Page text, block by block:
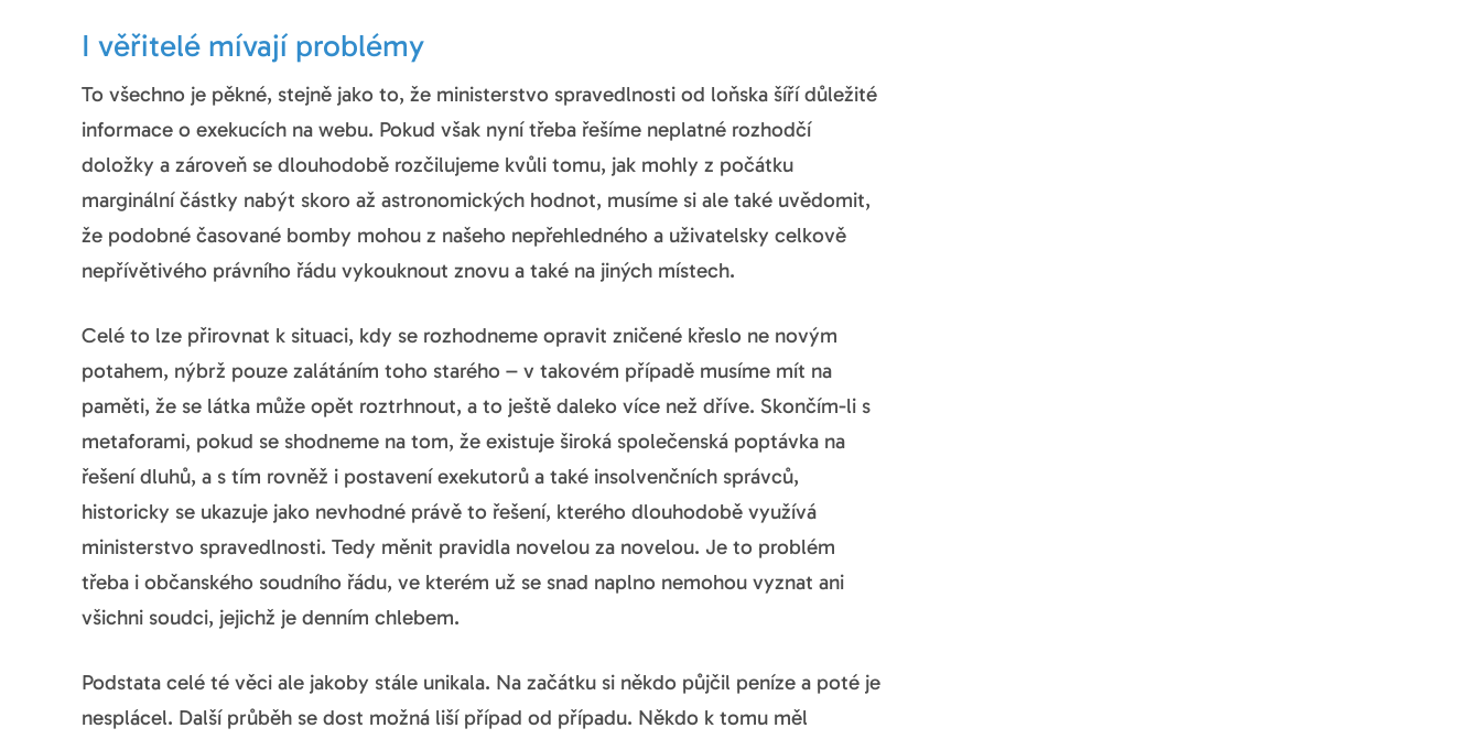
I věřitelé mívají problémy
To všechno je pěkné, stejně jako to, že ministerstvo spravedlnosti od loňska šíří důležité
informace o exekucích na webu. Pokud však nyní třeba řešíme neplatné rozhodčí
doložky a zároveň se dlouhodobě rozčilujeme kvůli tomu, jak mohly z počátku
marginální částky nabýt skoro až astronomických hodnot, musíme si ale také uvědomit,
že podobné časované bomby mohou z našeho nepřehledného a uživatelsky celkově
nepřívětivého právního řádu vykouknout znovu a také na jiných místech.
Celé to lze přirovnat k situaci, kdy se rozhodneme opravit zničené křeslo ne novým
potahem, nýbrž pouze zalátáním toho starého – v takovém případě musíme mít na
paměti, že se látka může opět roztrhnout, a to ještě daleko více než dříve. Skončím-li s
metaforami, pokud se shodneme na tom, že existuje široká společenská poptávka na
řešení dluhů, a s tím rovněž i postavení exekutorů a také insolvenčních správců,
historicky se ukazuje jako nevhodné právě to řešení, kterého dlouhodobě využívá
ministerstvo spravedlnosti. Tedy měnit pravidla novelou za novelou. Je to problém
třeba i občanského soudního řádu, ve kterém už se snad naplno nemohou vyznat ani
všichni soudci, jejichž je denním chlebem.
Podstata celé té věci ale jakoby stále unikala. Na začátku si někdo půjčil peníze a poté je
nesplácel. Další průběh se dost možná liší případ od případu. Někdo k tomu měl